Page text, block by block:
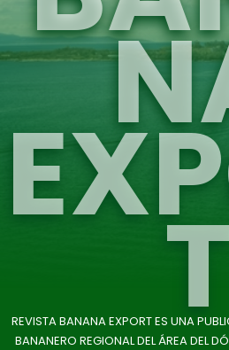
T
REVISTA BANANA EXPORT ES UNA
BANANERO REGIONAL DEL ÁREA DEL